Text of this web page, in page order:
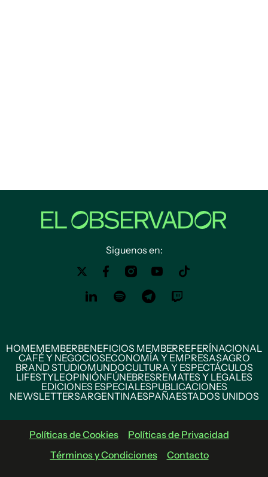
Siguenos en:
HOMEMEMBERBENEFICIOS MEMBERREFERÍNACIONAL
CAFÉ Y NEGOCIOSECONOMÍA Y EMPRESASAGRO
BRAND STUDIOMUNDOCULTURA Y ESPECTÁCULOS
LIFESTYLEOPINIÓNFÚNEBRESREMATES Y LEGALES
EDICIONES ESPECIALESPUBLICACIONES
NEWSLETTERSARGENTINAESPAÑAESTADOS UNIDOS
Políticas de Cookies
Políticas de Privacidad
Términos y Condiciones
Contacto